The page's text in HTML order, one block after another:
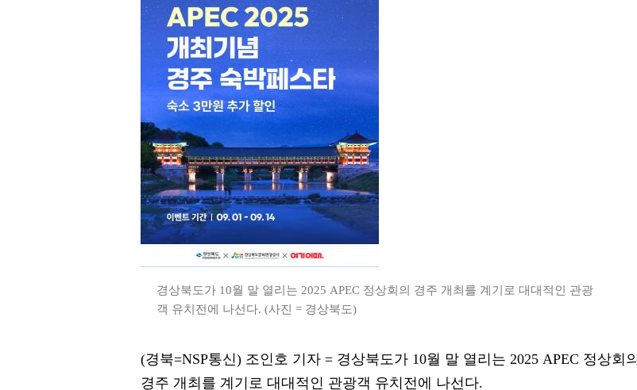
경상북도가 10월 말 열리는 2025 APEC 정상회의 경주 개최를 계기로 대대적인 관광
객 유치전에 나선다. (사진 = 경상북도)
(경북=NSP통신) 조인호 기자 = 경상북도가 10월 말 열리는 2025 APEC 정상회의
경주 개최를 계기로 대대적인 관광객 유치전에 나선다.